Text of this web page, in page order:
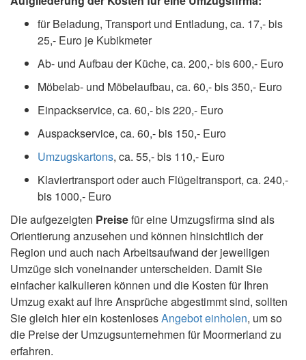
für Beladung, Transport und Entladung, ca. 17,- bis
25,- Euro je Kubikmeter
Ab- und Aufbau der Küche, ca. 200,- bis 600,- Euro
Möbelab- und Möbelaufbau, ca. 60,- bis 350,- Euro
Einpackservice, ca. 60,- bis 220,- Euro
Auspackservice, ca. 60,- bis 150,- Euro
Umzugskartons, ca. 55,- bis 110,- Euro
Klaviertransport oder auch Flügeltransport, ca. 240,-
bis 1000,- Euro
Die aufgezeigten Preisefür eine Umzugsfirma sind als
Orientierung anzusehen und können hinsichtlich der
Region und auch nach Arbeitsaufwand der jeweiligen
Umzüge sich voneinander unterscheiden. Damit Sie
einfacher kalkulieren können und die Kosten für Ihren
Umzug exakt auf Ihre Ansprüche abgestimmt sind, sollten
Sie gleich hier ein kostenlosesAngebot einholen, um so
die Preise der Umzugsunternehmen für Moormerland zu
erfahren.